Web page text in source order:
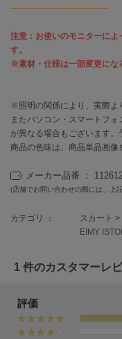
フレイアイディー
FURFUR
ファーファー
gelato pique
ジェラート ピケ
ジェラート ピケ キャットア
Henon.
へノン
-----------------------------------
注意：お使いのモニターによ
す。
※素材・仕様は一部変更にな
※照明の関係により、実際よ
またパソコン・スマートフ
が異なる場合もございます。
商品の色味は、商品単品画像
メーカー品番 ：
(店舗でお問い合わせの際には、上
カテゴリ ： スカート >
EIMY
1 件のカスタマーレ
評価